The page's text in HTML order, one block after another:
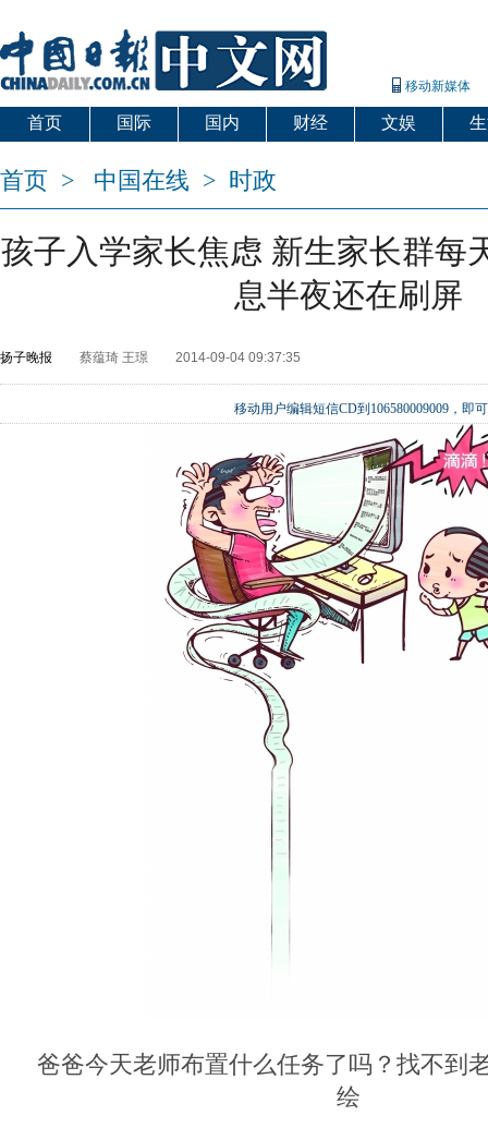
移动新媒体
首页 国际 国内 财经 文娱
首页 > 中国在线 > 时政
孩子入学家长焦虑 新生家长群每
息半夜还在刷屏
扬子晚报 蔡蕴琦 王璟 2014-09-04 09:37:35
移动用户编辑短信CD到106580009009，即
爸爸今天老师布置什么任务了吗？找不到
绘